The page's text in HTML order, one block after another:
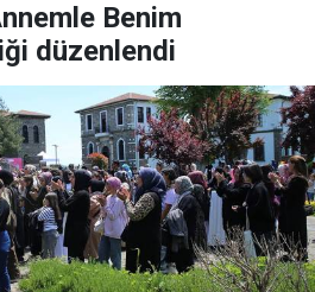
Benim
düzenlendi